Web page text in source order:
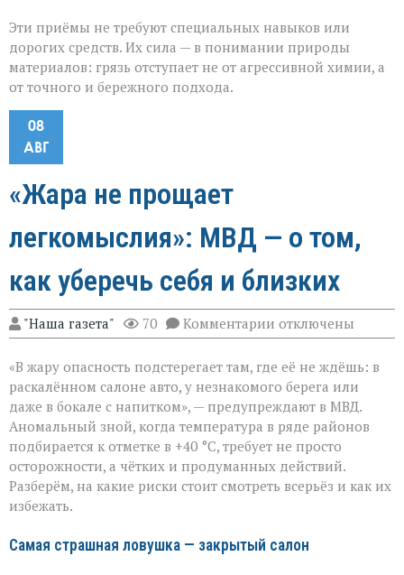
Эти приёмы не требуют специальных навыков или
дорогих средств. Их сила — в понимании природы
материалов: грязь отступает не от агрессивной химии, а
от точного и бережного подхода.
08
АВГ
«Жара не прощает
легкомыслия»: МВД — о том,
как уберечь себя и близких
"Наша газета" 70 Комментарии к
записи
не
прощает
легкомыслия»:
МВД — о
том,
как
уберечь
себя
и
отключены
«В жару опасность подстерегает там, где её не ждёшь: в
раскалённом салоне авто, у незнакомого берега или
даже в бокале с напитком», — предупреждают в МВД.
Аномальный зной, когда температура в ряде районов
подбирается к отметке в +40 °C, требует не просто
осторожности, а чётких и продуманных действий.
Разберём, на какие риски стоит смотреть всерьёз и как их
избежать.
Самая страшная ловушка — закрытый салон